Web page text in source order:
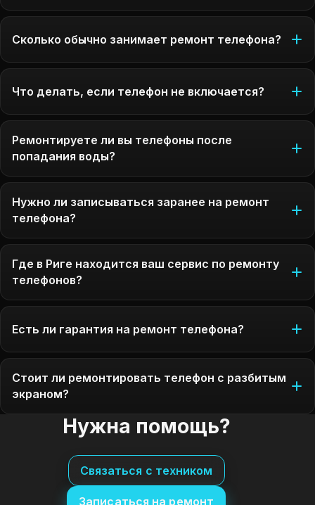
Сколько обычно занимает ремонт телефона?
Что делать, если телефон не включается?
Ремонтируете ли вы телефоны после
попадания воды?
Нужно ли записываться заранее на ремонт
телефона?
Где в Риге находится ваш сервис по ремонту
телефонов?
Есть ли гарантия на ремонт телефона?
Стоит ли ремонтировать телефон с разбитым
экраном?
Нужна помощь?
Связаться с техником
Записаться на ремонт